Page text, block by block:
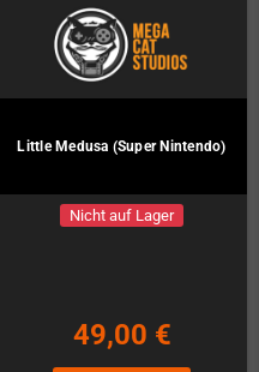
Little Medusa (Super Nintendo)
Nicht auf Lager
49,00 €